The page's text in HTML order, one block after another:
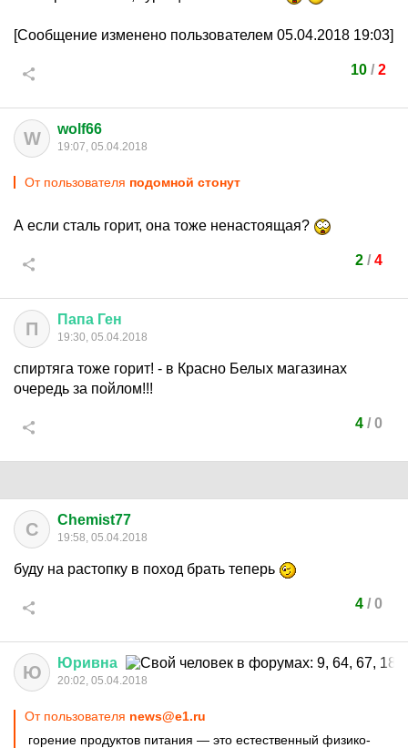
[Сообщение изменено пользователем 05.04.2018 19:03]
10 / 2
W wolf66
19:07, 05.04.2018
От пользователя подомной стонут
А если сталь горит, она тоже ненастоящая?
2/ 4
П Папа Ген
19:30, 05.04.2018
спиртяга тоже горит! - в Красно Белых магазинах
очередь за пойлом!!!
4/ 0
C Chemist77
19:58, 05.04.2018
буду на растопку в поход брать теперь
4/ 0
Ю Юривна
20:02, 05.04.2018
От пользователя news@e1.ru
горение продуктов питания — это естественный физико-